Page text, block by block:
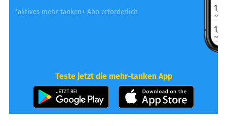
*aktives mehr-tanken+ Abo erforderlich
Teste jetzt die mehr-tanken App